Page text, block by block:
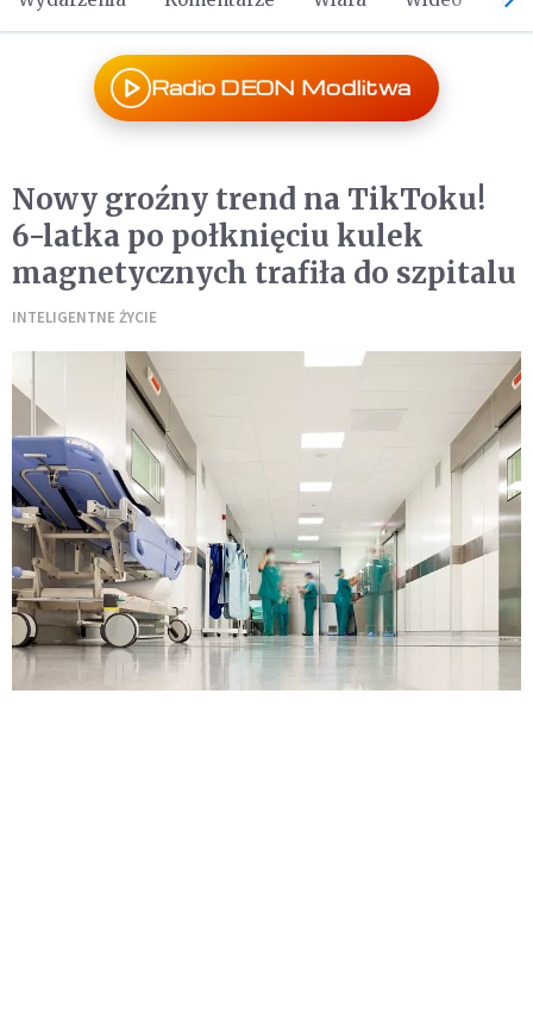
Radio DEON Modlitwa
Nowy groźny trend na TikToku!
6-latka po połknięciu kulek
magnetycznych trafiła do szpitalu
INTELIGENTNE ŻYCIE